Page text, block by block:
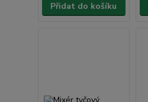
Přidat do košíku